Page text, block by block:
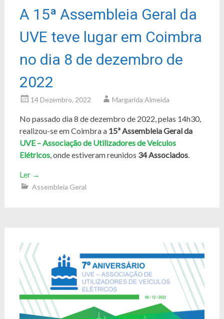
A 15ª Assembleia Geral da
UVE teve lugar em Coimbra
no dia 8 de dezembro de
2022
14 Dezembro, 2022 Margarida Almeida
No passado dia 8 de dezembro de 2022, pelas 14h30,
realizou-se em Coimbra a 15ª Assembleia Geral da
UVE – Associação de Utilizadores de Veículos
Elétricos, onde estiveram reunidos 34 Associados.
Ler →
Assembleia Geral